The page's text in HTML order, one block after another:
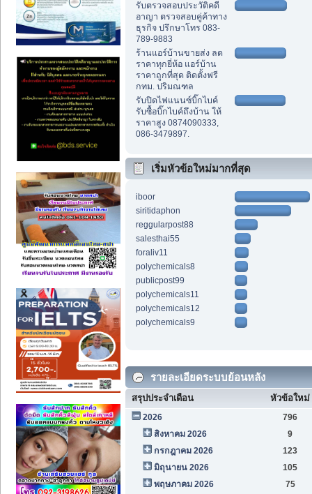
รับตรวจสอบประวัติคดี
อาญา ตรวจสอบคู่ค้าทาง
ธุรกิจ ปรึกษาโทร 083-
789-9883
ร้านแอร์บ้านขายส่ง ลด
ราคาทุกยี่ห้อ แอร์บ้าน
ราคาถูกที่สุด ติดตั้งฟรี
กทม. ปริมณฑล
รับปิดไฟแนนซ์บิ๊กไบค์
รับซื้อบิ๊กไบค์ถึงบ้าน ให้
ราคาสูง 0874090333,
086-3479897.
เริ่มหัวข้อใหม่มากที่สุด
iboor
siritidaphon
reggularpost88
salesthai55
foraliv11
polychemicals8
publicpost99
polychemicals11
polychemicals12
polychemicals9
รายละเอียดระบบย้อนหลัง
สรุปประจำเดือน หัวข้อใหม่
2026
796
สิงหาคม 2026
9
กรกฎาคม 2026
123
มิถุนายน 2026
105
พฤษภาคม 2026
75